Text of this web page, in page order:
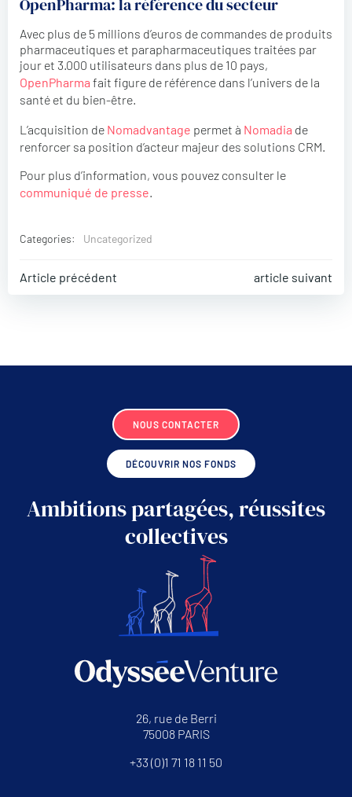
OpenPharma: la référence du secteur
Avec plus de 5 millions d’euros de commandes de produits
pharmaceutiques et parapharmaceutiques traitées par
jour et 3.000 utilisateurs dans plus de 10 pays,
OpenPharma fait figure de référence dans l’univers de la
santé et du bien-être.
L’acquisition de Nomadvantage permet à Nomadia de
renforcer sa position d’acteur majeur des solutions CRM.
Pour plus d’information, vous pouvez consulter le
communiqué de presse.
Categories: Uncategorized
Post
Article précédent
Postarticle suivant
NOUS CONTACTER
DÉCOUVRIR NOS FONDS
Ambitions partagées, réussites
collectives
26, rue de Berri
75008 PARIS
+33 (0)1 71 18 11 50